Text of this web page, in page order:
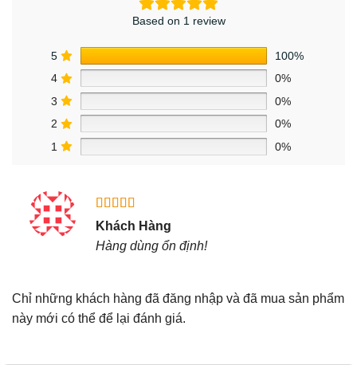
Based on 1 review
5
100%
4
0%
3
0%
2
0%
1
0%
Được xếp
hạng55
sao
Khách Hàng
Hàng dùng ổn định!
Chỉ những khách hàng đã đăng nhập và đã mua sản phẩm
này mới có thể để lại đánh giá.